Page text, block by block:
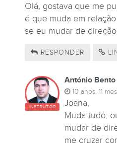
Olá, gostava que me
é que muda em
se eu mudar de
RESPONDER
INSTRUTOR
António Bento
10 anos, 11
Joana,
Muda tudo,
mudar de
me cruzar